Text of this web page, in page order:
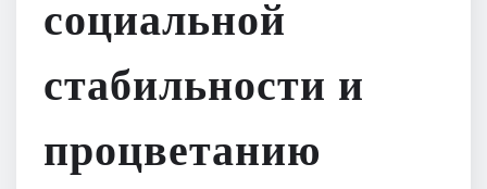
социальной
стабильности и
процветанию